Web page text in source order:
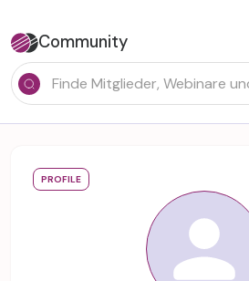
Community
PROFILE